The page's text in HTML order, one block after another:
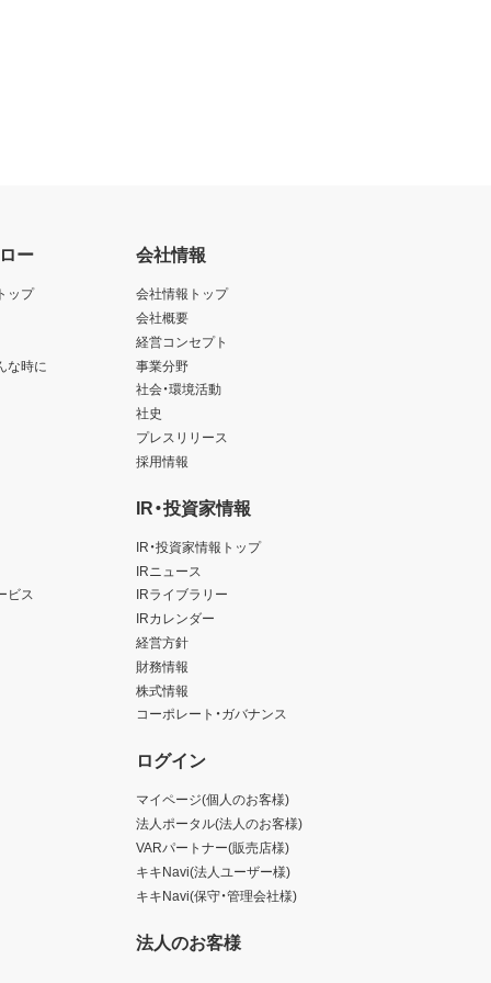
ー
ップ
な時に
ビス
会社情報
会社情報トップ
会社概要
経営コンセプト
事業分野
社会・環境活動
社史
プレスリリース
採用情報
IR・投資家情報
IR・投資家情報トップ
IRニュース
IRライブラリー
IRカレンダー
経営方針
財務情報
株式情報
コーポレート・ガバナンス
ログイン
マイページ(個人のお客様)
法人ポータル(法人のお客様)
VARパートナー(販売店様)
キキNavi(法人ユーザー様)
キキNavi(保守・管理会社様)
法人のお客様